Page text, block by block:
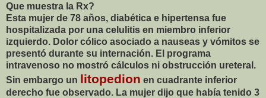
Que muestra la Rx?
Esta mujer de 78 años, diabética e hipertensa fue
hospitalizada por una celulitis en miembro inferior
izquierdo. Dolor cólico asociado a nauseas y vómitos se
presentó durante su internación. El programa
intravenoso no mostró cálculos ni obstrucción ureteral.
Sin embargo un litopedion en cuadrante inferior
derecho fue observado. La mujer dijo que había tenido 3